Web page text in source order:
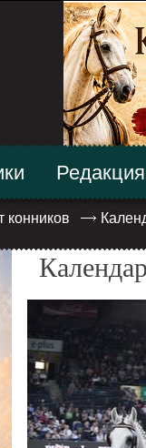
конников
Редакция